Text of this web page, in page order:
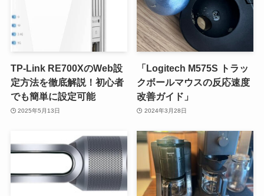
TP-Link RE700XのWeb設
定方法を徹底解説！初心者
でも簡単に設定可能
2025年5月13日
「Logitech M575S トラッ
クボールマウスの反応速度
改善ガイド」
2024年3月28日